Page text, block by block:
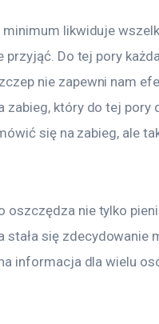
likwiduje
Do tej pory
nie zapewni nam
który do tej pory
się na zabieg, ale
oszczędza nie tylko
się zdecydowanie
informacja dla wielu